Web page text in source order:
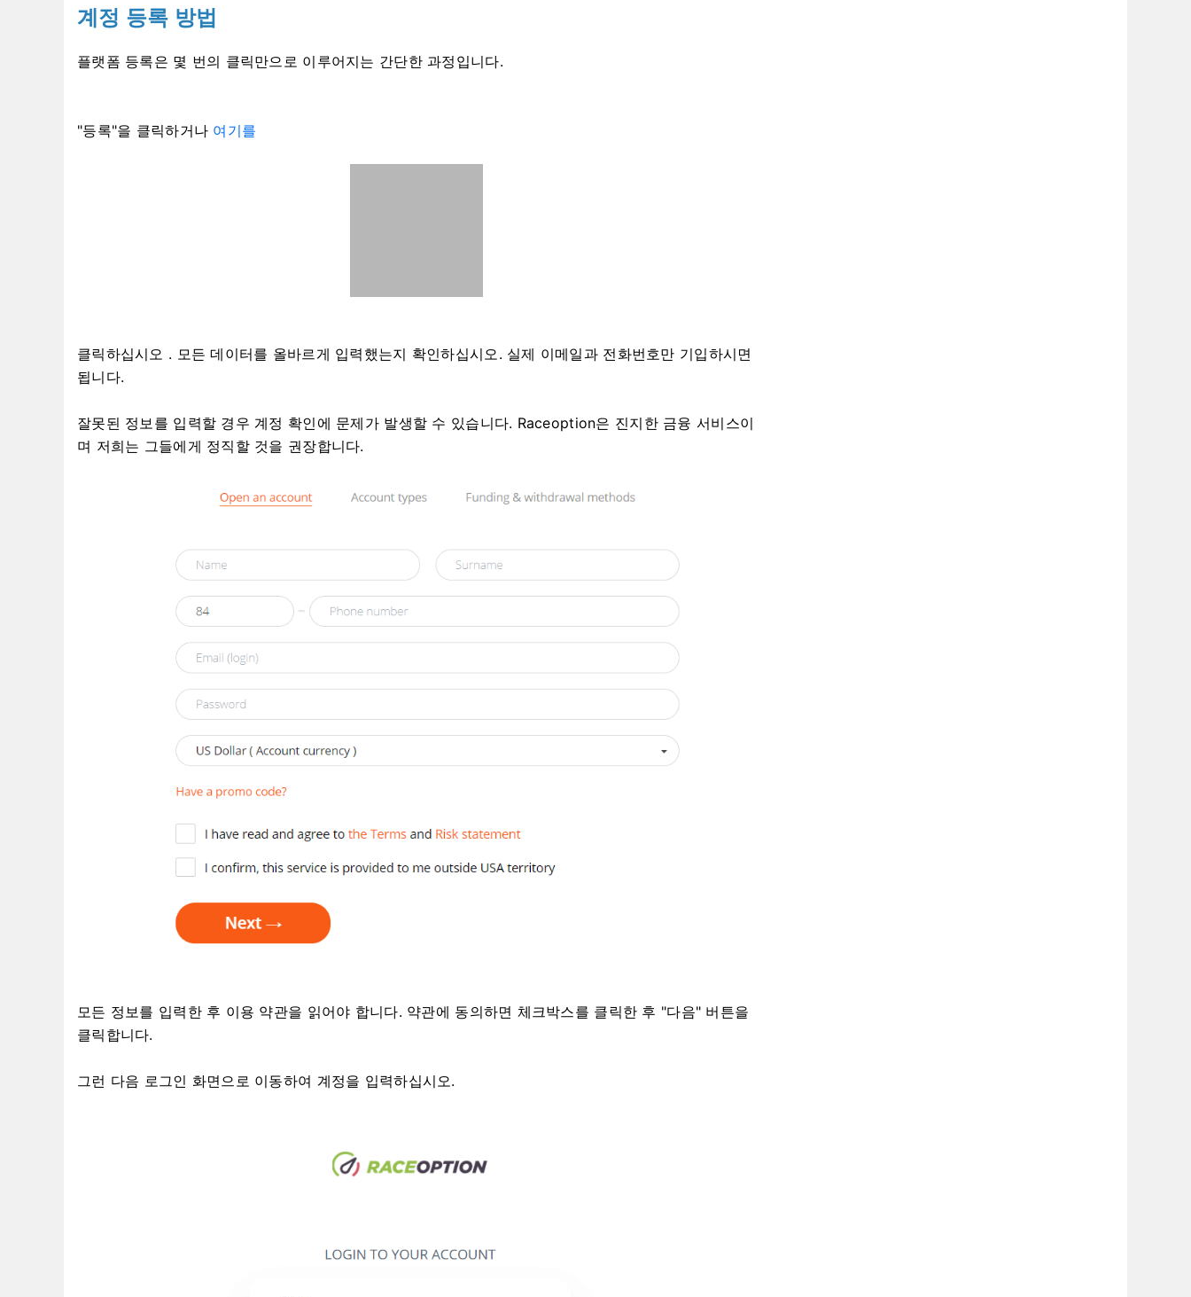
계정 등록 방법
플랫폼 등록은 몇 번의 클릭만으로 이루어지는 간단한 과정입니다.
"등록"을 클릭하거나 여기를
클릭하십시오 . 모든 데이터를 올바르게 입력했는지 확인하십시오. 실제 이메일과 전화번호만 기입하시면
됩니다.
잘못된 정보를 입력할 경우 계정 확인에 문제가 발생할 수 있습니다. Raceoption은 진지한 금융 서비스이
며 저희는 그들에게 정직할 것을 권장합니다.
모든 정보를 입력한 후 이용 약관을 읽어야 합니다. 약관에 동의하면 체크박스를 클릭한 후 "다음" 버튼을
클릭합니다.
그런 다음 로그인 화면으로 이동하여 계정을 입력하십시오.